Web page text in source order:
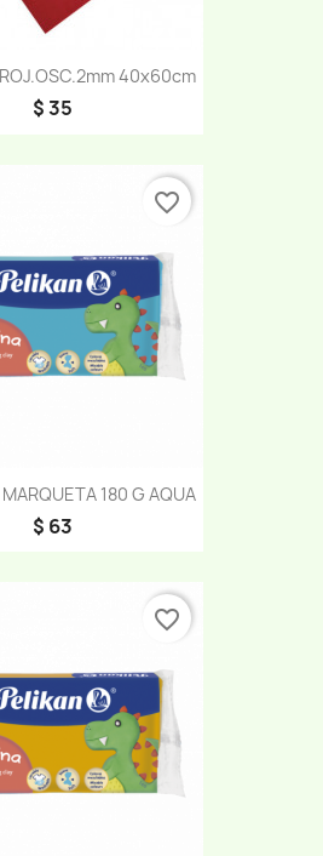
40x60cm
$ 35
180 G AQUA
$ 63
favorite_border
favorite_border